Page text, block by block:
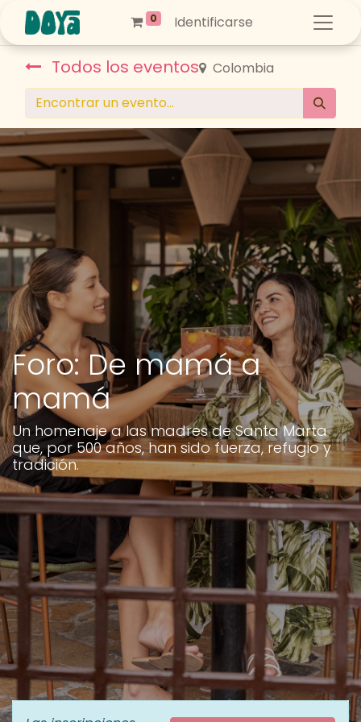
0 Identificarse
Todos los eventos Colombia
Foro: De mamá a
mamá
Un homenaje a las madres de Santa Marta
que, por 500 años, han sido fuerza, refugio y
tradición.